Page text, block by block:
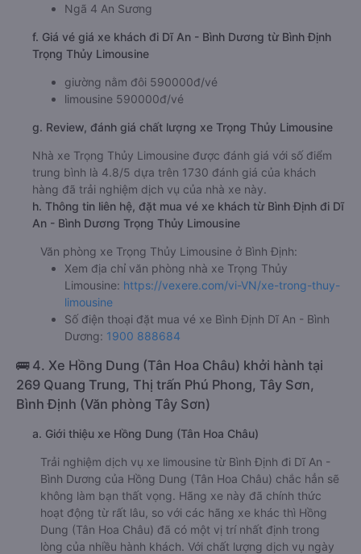
Ngã 4 An Sương
f. Giá vé giá xe khách đi Dĩ An - Bình Dương từ Bình Định
Trọng Thủy Limousine
giường nằm đôi 590000đ/vé
limousine 590000đ/vé
g. Review, đánh giá chất lượng xe Trọng Thủy Limousine
Nhà xe Trọng Thủy Limousine được đánh giá với số điểm
trung bình là 4.8/5 dựa trên 1730 đánh giá của khách
hàng đã trải nghiệm dịch vụ của nhà xe này.
h. Thông tin liên hệ, đặt mua vé xe khách từ Bình Định đi Dĩ
An - Bình Dương Trọng Thủy Limousine
Văn phòng xe Trọng Thủy Limousine ở Bình Định:
Xem địa chỉ văn phòng nhà xe Trọng Thủy
Limousine: https://vexere.com/vi-VN/xe-trong-thuy-
limousine
Số điện thoại đặt mua vé xe Bình Định Dĩ An - Bình
Dương: 1900 888684
🚌 4. Xe Hồng Dung (Tân Hoa Châu) khởi hành tại
269 Quang Trung, Thị trấn Phú Phong, Tây Sơn,
Bình Định (Văn phòng Tây Sơn)
a. Giới thiệu xe Hồng Dung (Tân Hoa Châu)
Trải nghiệm dịch vụ xe limousine từ Bình Định đi Dĩ An -
Bình Dương của Hồng Dung (Tân Hoa Châu) chắc hẳn sẽ
không làm bạn thất vọng. Hãng xe này đã chính thức
hoạt động từ rất lâu, so với các hãng xe khác thì Hồng
Dung (Tân Hoa Châu) đã có một vị trí nhất định trong
lòng của nhiều hành khách. Với chất lượng dịch vụ ngày